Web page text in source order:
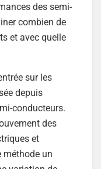
des semi-
combien de
et avec quelle
sur les
depuis
conducteurs.
des
et
méthode un